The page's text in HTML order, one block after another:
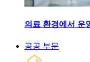
의료 환경에서 운
공공 부문